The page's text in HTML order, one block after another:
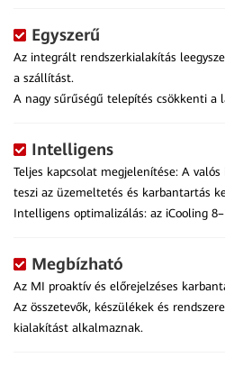
Egyszerű
Az integrált rendszerkialakítás
a szállítást.
A nagy sűrűségű telepítés csökkenti a
Intelligens
Teljes kapcsolat megjelenítése: A
teszi az üzemeltetés és karbantartás
Intelligens optimalizálás: az iCooling
Megbízható
Az MI proaktív és előrejelzéses
Az összetevők, készülékek és
kialakítást alkalmaznak.